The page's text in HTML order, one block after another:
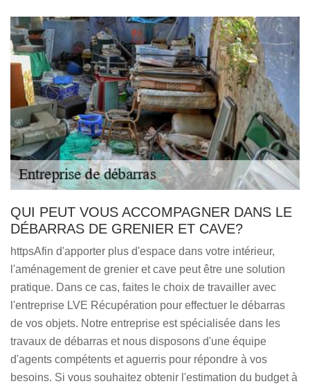
QUI PEUT VOUS ACCOMPAGNER DANS LE
DÉBARRAS DE GRENIER ET CAVE?
httpsAfin d'apporter plus d'espace dans votre intérieur,
l'aménagement de grenier et cave peut être une solution
pratique. Dans ce cas, faites le choix de travailler avec
l'entreprise LVE Récupération pour effectuer le débarras
de vos objets. Notre entreprise est spécialisée dans les
travaux de débarras et nous disposons d'une équipe
d'agents compétents et aguerris pour répondre à vos
besoins. Si vous souhaitez obtenir l'estimation du budget à